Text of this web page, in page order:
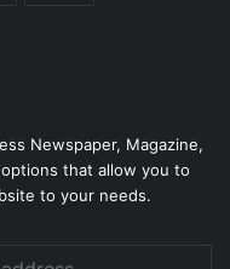
Newspaper, Magazine,
that allow you to
to your needs.